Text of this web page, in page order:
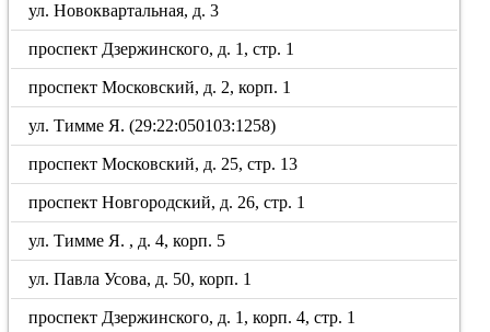
ул. Новоквартальная, д. 3
проспект Дзержинского, д. 1, стр. 1
проспект Московский, д. 2, корп. 1
ул. Тимме Я. (29:22:050103:1258)
проспект Московский, д. 25, стр. 13
проспект Новгородский, д. 26, стр. 1
ул. Тимме Я. , д. 4, корп. 5
ул. Павла Усова, д. 50, корп. 1
проспект Дзержинского, д. 1, корп. 4, стр. 1